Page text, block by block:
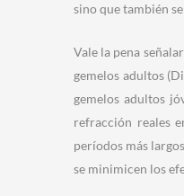
sino que también
Vale la pena
gemelos adultos
gemelos adultos
refracción reales
períodos más
se minimicen los